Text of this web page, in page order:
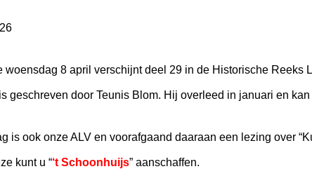
woensdag 8 april verschijnt deel 29 in de Historische Reeks
geschreven door Teunis Blom. Hij overleed in januari en
is ook onze ALV en voorafgaand daaraan een lezing over
kunt u “‘t Schoonhuijs” aanschaffen.